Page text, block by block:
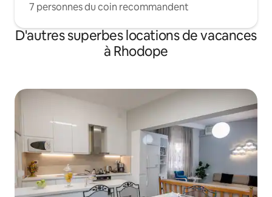
7 personnes du coin recommandent
D'autres superbes locations de vacances
à Rhodope